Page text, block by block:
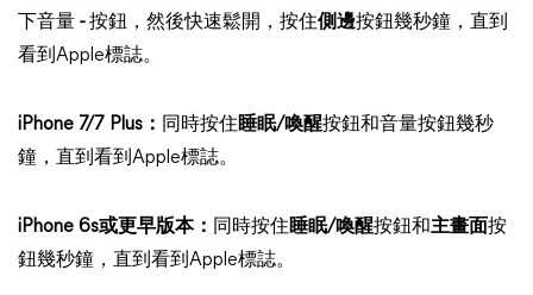
下音量 -按鈕，然後快速鬆開，按住側邊按鈕幾秒鐘，直到
看到Apple標誌。
iPhone 7/7 Plus： 同時按住睡眠/喚醒按鈕和音量按鈕幾秒
鐘，直到看到Apple標誌。
iPhone 6s或更早版本： 同時按住睡眠/喚醒按鈕和主畫面按
鈕幾秒鐘，直到看到Apple標誌。